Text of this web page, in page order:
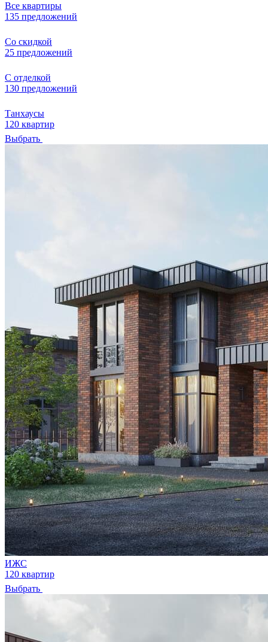
Все квартиры
135 предложений
Со скидкой
25 предложений
С отделкой
130 предложений
Танхаусы
120 квартир
Выбрать
ИЖС
120 квартир
Выбрать